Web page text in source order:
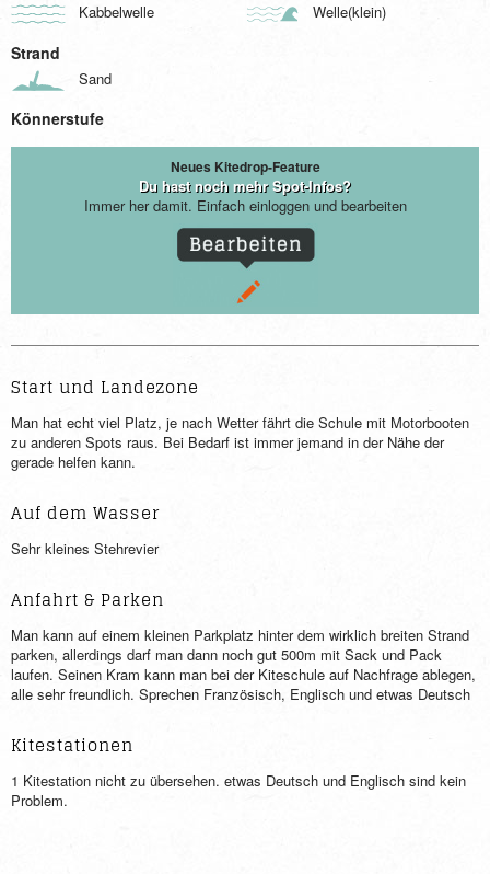
Kabbelwelle Welle(klein)
Strand
Sand
Könnerstufe
Neues Kitedrop-Feature
Du hast noch mehr Spot-Infos?
Immer her damit. Einfach einloggen und bearbeiten
Start und Landezone
Man hat echt viel Platz, je nach Wetter fährt die Schule mit Motorbooten
zu anderen Spots raus. Bei Bedarf ist immer jemand in der Nähe der
gerade helfen kann.
Auf dem Wasser
Sehr kleines Stehrevier
Anfahrt & Parken
Man kann auf einem kleinen Parkplatz hinter dem wirklich breiten Strand
parken, allerdings darf man dann noch gut 500m mit Sack und Pack
laufen. Seinen Kram kann man bei der Kiteschule auf Nachfrage ablegen,
alle sehr freundlich. Sprechen Französisch, Englisch und etwas Deutsch
Kitestationen
1 Kitestation nicht zu übersehen. etwas Deutsch und Englisch sind kein
Problem.